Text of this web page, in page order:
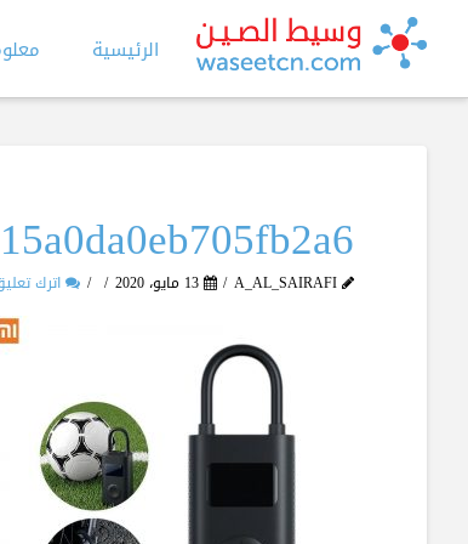
الرئيسية
A_AL_SAIRAFI 13 مايو، 2020 اترك